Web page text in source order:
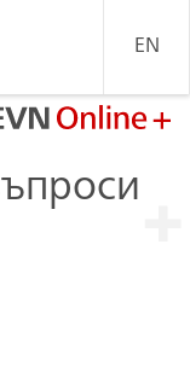
EN